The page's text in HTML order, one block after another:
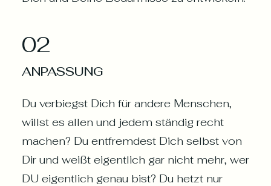
02
ANPASSUNG
Du verbiegst Dich für andere Menschen,
willst es allen und jedem ständig recht
machen? Du entfremdest Dich selbst von
Dir und weißt eigentlich gar nicht mehr, wer
DU eigentlich genau bist? Du hetzt nur